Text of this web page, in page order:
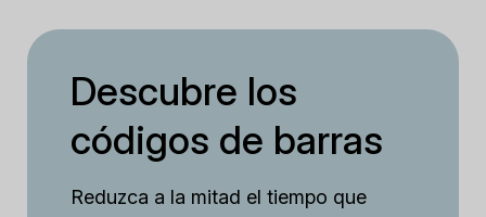
Descubre los
códigos de barras
Reduzca a la mitad el tiempo que